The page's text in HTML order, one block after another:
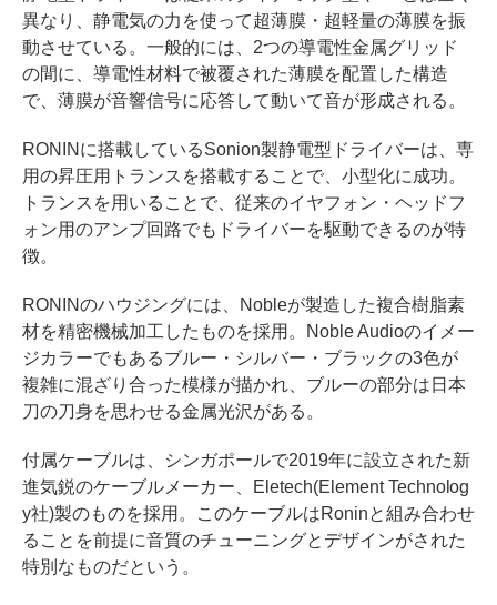
異なり、静電気の力を使って超薄膜・超軽量の薄膜を振
動させている。一般的には、2つの導電性金属グリッド
の間に、導電性材料で被覆された薄膜を配置した構造
で、薄膜が音響信号に応答して動いて音が形成される。
RONINに搭載しているSonion製静電型ドライバーは、専
用の昇圧用トランスを搭載することで、小型化に成功。
トランスを用いることで、従来のイヤフォン・ヘッドフ
ォン用のアンプ回路でもドライバーを駆動できるのが特
徴。
RONINのハウジングには、Nobleが製造した複合樹脂素
材を精密機械加工したものを採用。Noble Audioのイメー
ジカラーでもあるブルー・シルバー・ブラックの3色が
複雑に混ざり合った模様が描かれ、ブルーの部分は日本
刀の刀身を思わせる金属光沢がある。
付属ケーブルは、シンガポールで2019年に設立された新
進気鋭のケーブルメーカー、Eletech(Element Technolog
y社)製のものを採用。このケーブルはRoninと組み合わせ
ることを前提に音質のチューニングとデザインがされた
特別なものだという。